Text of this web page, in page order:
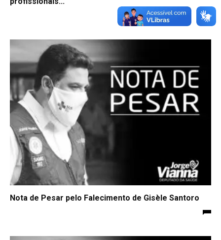
Nota de Pesar pelo Falecimento de Gisèle Santoro